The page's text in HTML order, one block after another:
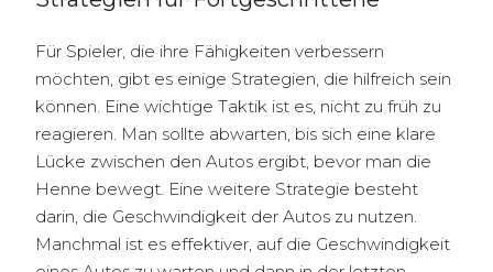
Für Spieler, die ihre Fähigkeiten verbessern
möchten, gibt es einige Strategien, die hilfreich sein
können. Eine wichtige Taktik ist es, nicht zu früh zu
reagieren. Man sollte abwarten, bis sich eine klare
Lücke zwischen den Autos ergibt, bevor man die
Henne bewegt. Eine weitere Strategie besteht
darin, die Geschwindigkeit der Autos zu nutzen.
Manchmal ist es effektiver, auf die Geschwindigkeit